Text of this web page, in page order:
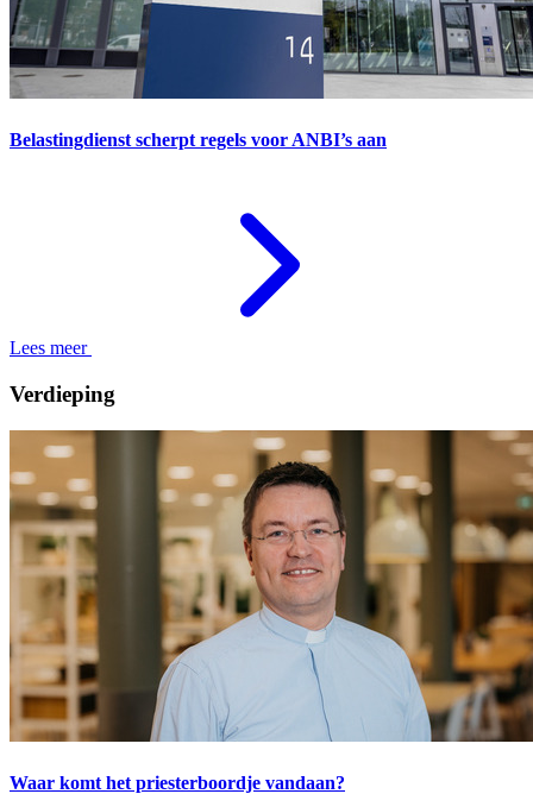
Belastingdienst scherpt regels voor ANBI’s aan
Lees meer
Verdieping
Waar komt het priesterboordje vandaan?